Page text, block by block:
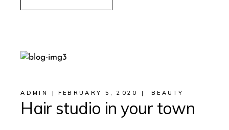
ADMIN FEBRUARY 5, 2020 BEAUTY
Hair studio in your town